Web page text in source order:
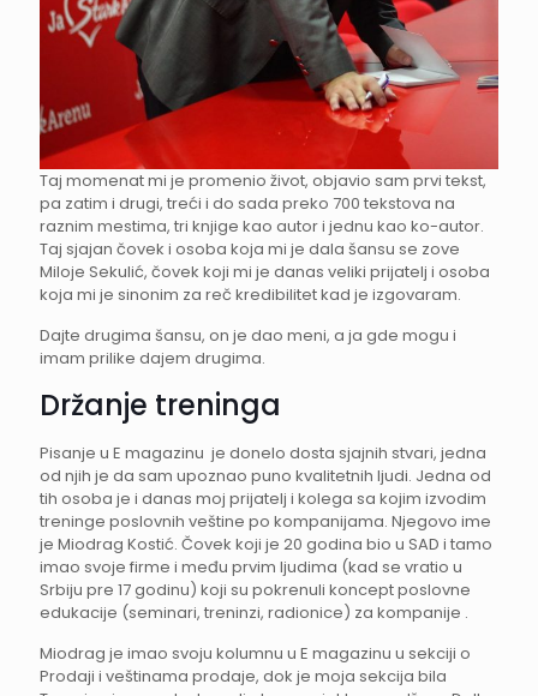
Taj momenat mi je promenio život, objavio sam prvi tekst,
pa zatim i drugi, treći i do sada preko 700 tekstova na
raznim mestima, tri knjige kao autor i jednu kao ko-autor.
Taj sjajan čovek i osoba koja mi je dala šansu se zove
Miloje Sekulić, čovek koji mi je danas veliki prijatelj i osoba
koja mi je sinonim za reč kredibilitet kad je izgovaram.
Dajte drugima šansu, on je dao meni, a ja gde mogu i
imam prilike dajem drugima.
Držanje treninga
Pisanje u E magazinu je donelo dosta sjajnih stvari, jedna
od njih je da sam upoznao puno kvalitetnih ljudi. Jedna od
tih osoba je i danas moj prijatelj i kolega sa kojim izvodim
treninge poslovnih veštine po kompanijama. Njegovo ime
je Miodrag Kostić. Čovek koji je 20 godina bio u SAD i tamo
imao svoje firme i među prvim ljudima (kad se vratio u
Srbiju pre 17 godinu) koji su pokrenuli koncept poslovne
edukacije (seminari, treninzi, radionice) za kompanije .
Miodrag je imao svoju kolumnu u E magazinu u sekciji o
Prodaji i veštinama prodaje, dok je moja sekcija bila